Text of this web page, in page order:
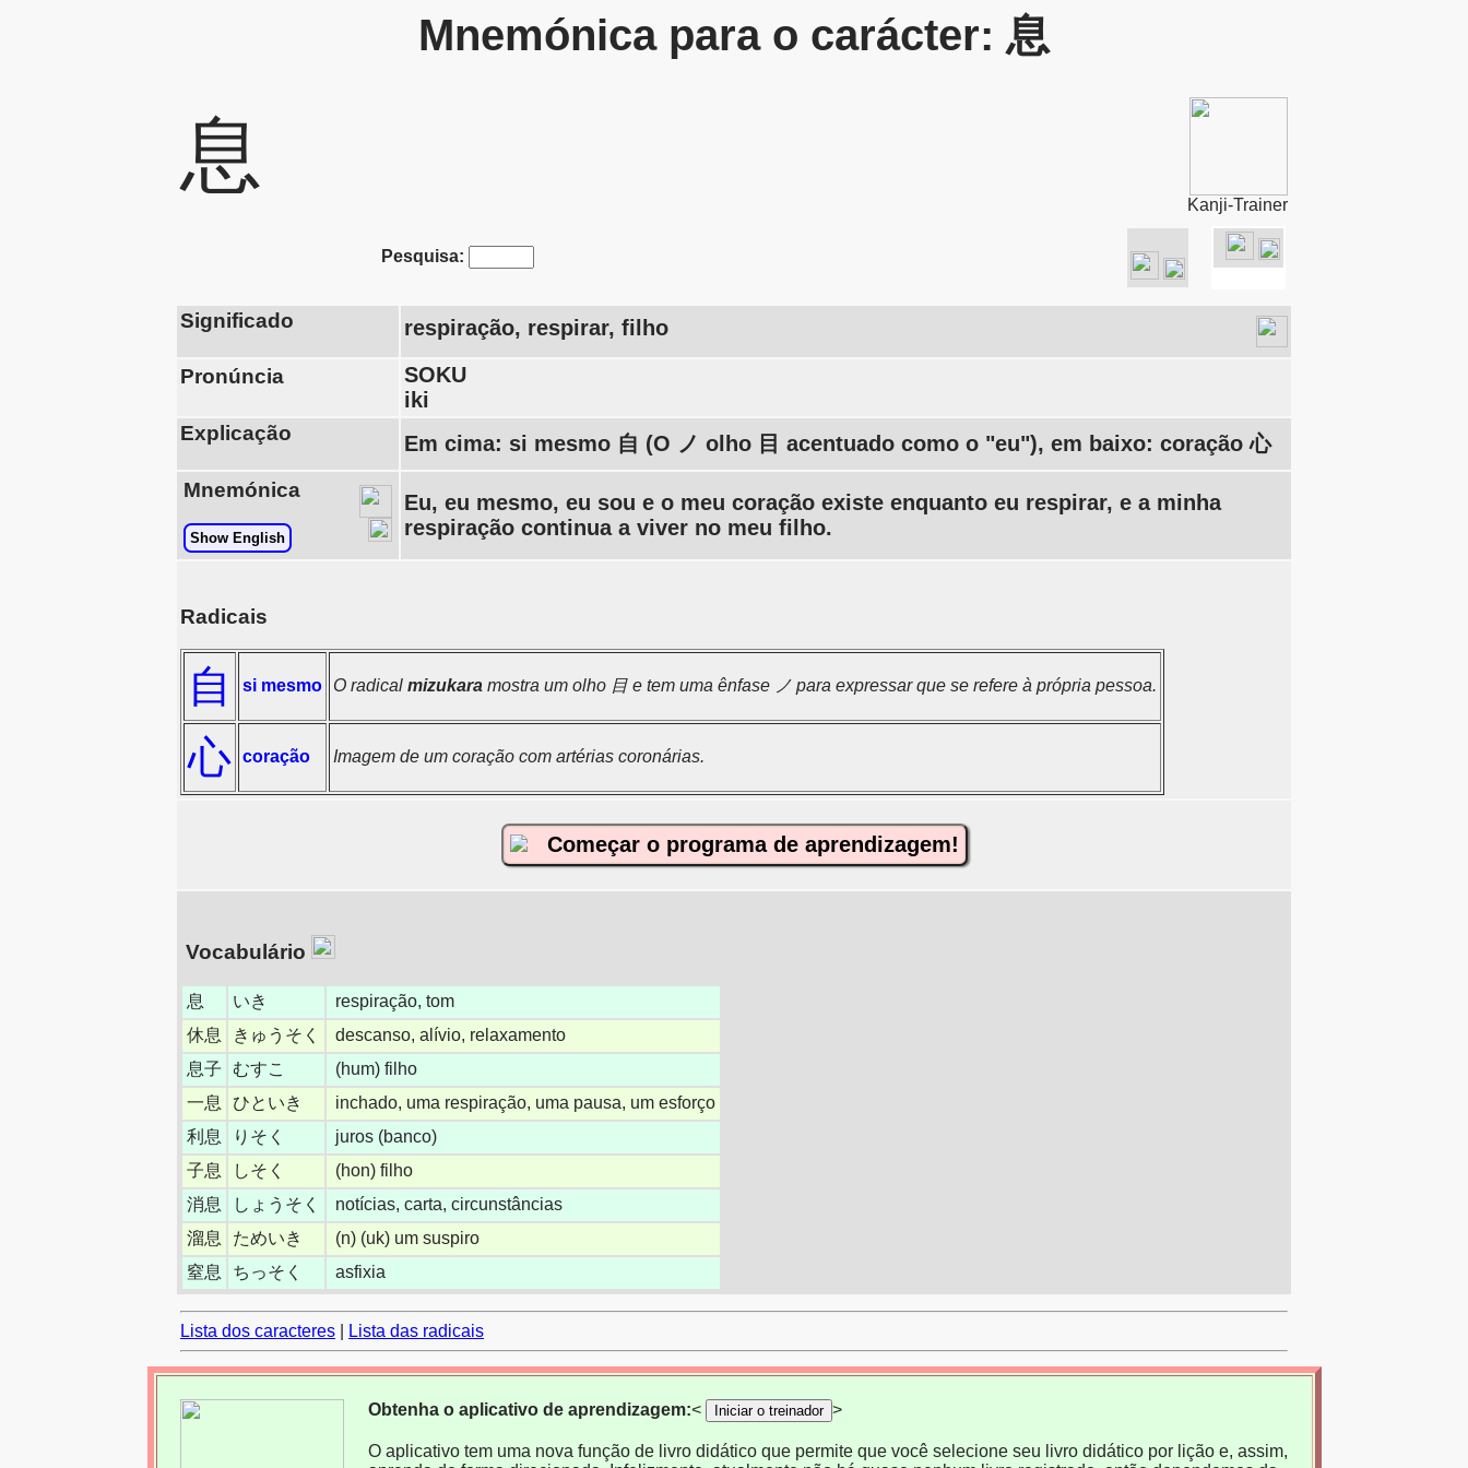
Mnemónica para o carácter: 息
息
Kanji-Trainer
Pesquisa:
Significado respiração, respirar, filho
Pronúncia
SOKU
iki
Explicação Em cima: si mesmo 自 (O ノ olho 目 acentuado como o "eu"), em baixo: coração 心
Mnemónica
Show English
Eu, eu mesmo, eu sou e o meu coração existe enquanto eu respirar, e a minha
respiração continua a viver no meu filho.
Radicais
自 si mesmo O radical mizukara mostra um olho 目 e tem uma ênfase ノ para expressar que se refere à própria pessoa.
心 coração Imagem de um coração com artérias coronárias.
Começar o programa de aprendizagem!
Vocabulário
息 いき
respiração, tom
休息
きゅうそく
descanso, alívio, relaxamento
息子
むすこ
(hum) filho
一息
ひといき
inchado, uma respiração, uma pausa, um esforço
利息
りそく
juros (banco)
子息
しそく
(hon) filho
消息
しょうそく
notícias, carta, circunstâncias
溜息
ためいき
(n) (uk) um suspiro
窒息
ちっそく asfixia
Lista dos caracteres Lista das radicais
Obtenha o aplicativo de aprendizagem:< Iniciar o treinador >
O aplicativo tem uma nova função de livro didático que permite que você selecione seu livro didático por lição e, assim,